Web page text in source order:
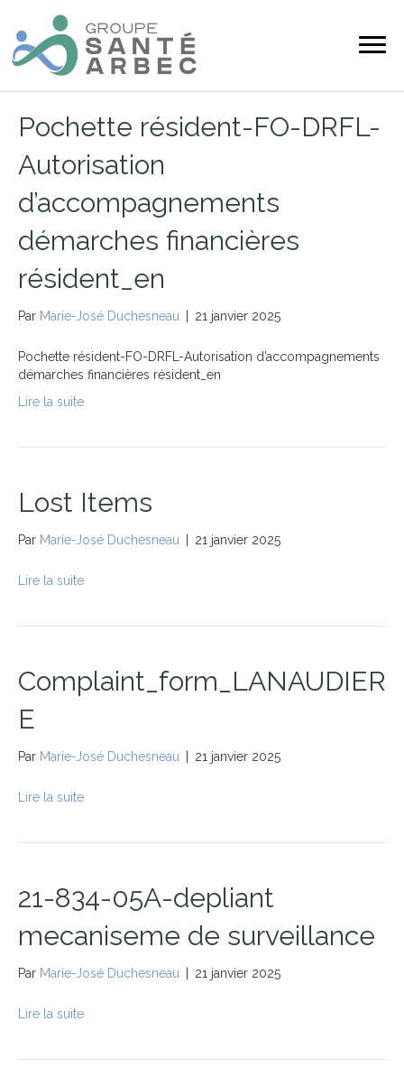
Pochette résident-FO-DRFL-
Autorisation
d’accompagnements
démarches financières
résident_en
Par Marie-José Duchesneau 21 janvier 2025
Pochette résident-FO-DRFL-Autorisation d’accompagnements
démarches financières résident_en
Lire la suite
Lost Items
Par Marie-José Duchesneau 21 janvier 2025
Lire la suite
Complaint_form_LANAUDIER
E
Par Marie-José Duchesneau 21 janvier 2025
Lire la suite
21-834-05A-depliant
mecaniseme de surveillance
Par Marie-José Duchesneau 21 janvier 2025
Lire la suite